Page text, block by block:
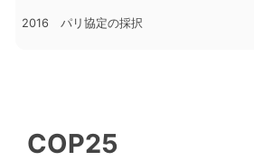
2016 パリ協定の採択
COP25